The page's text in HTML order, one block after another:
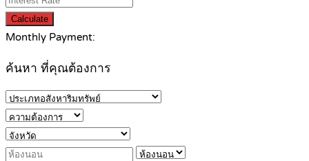
Calculate
Monthly Payment:
ค้นหา ที่คุณต้องการ